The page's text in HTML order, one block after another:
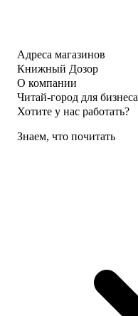
Адреса магазинов
Книжный Дозор
О компании
Читай-город для бизнеса
Хотите у нас работать?
Знаем, что почитать